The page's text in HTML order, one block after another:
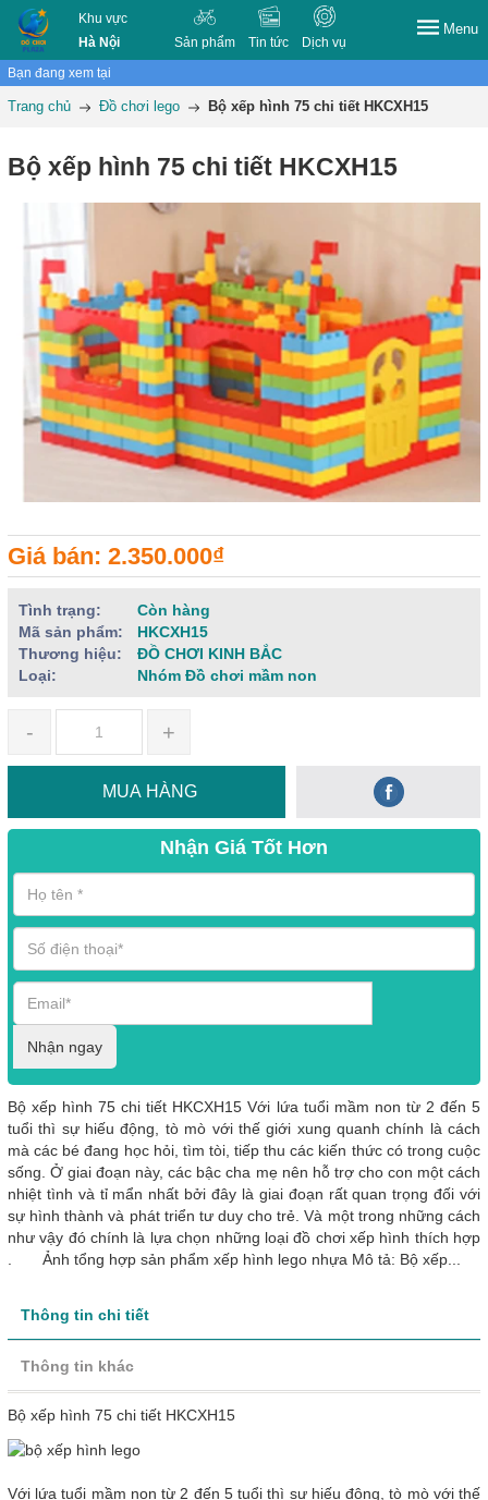
Khu vực
Hà Nội
Sản phẩm Tin tức Dịch vụ
Menu
Bạn đang xem tại
Trang chủ Đồ chơi lego Bộ xếp hình 75 chi tiết HKCXH15
Bộ xếp hình 75 chi tiết HKCXH15
Giá bán: 2.350.000₫
Tình trạng:
Còn hàng
Mã sản phẩm:
HKCXH15
Thương hiệu:
ĐỒ CHƠI KINH BẮC
Loại:
Nhóm Đồ chơi mầm non
- +
MUA HÀNG
Nhận Giá Tốt Hơn
Nhận ngay
Bộ xếp hình 75 chi tiết HKCXH15 Với lứa tuổi mầm non từ 2 đến 5
tuổi thì sự hiếu động, tò mò với thế giới xung quanh chính là cách
mà các bé đang học hỏi, tìm tòi, tiếp thu các kiến thức có trong cuộc
sống. Ở giai đoạn này, các bậc cha mẹ nên hỗ trợ cho con một cách
nhiệt tình và tỉ mẩn nhất bởi đây là giai đoạn rất quan trọng đối với
sự hình thành và phát triển tư duy cho trẻ. Và một trong những cách
như vậy đó chính là lựa chọn những loại đồ chơi xếp hình thích hợp
. Ảnh tổng hợp sản phẩm xếp hình lego nhựa Mô tả: Bộ xếp...
Thông tin chi tiết
Thông tin khác
Bộ xếp hình 75 chi tiết HKCXH15
Với lứa tuổi mầm non từ 2 đến 5 tuổi thì sự hiếu động, tò mò với thế